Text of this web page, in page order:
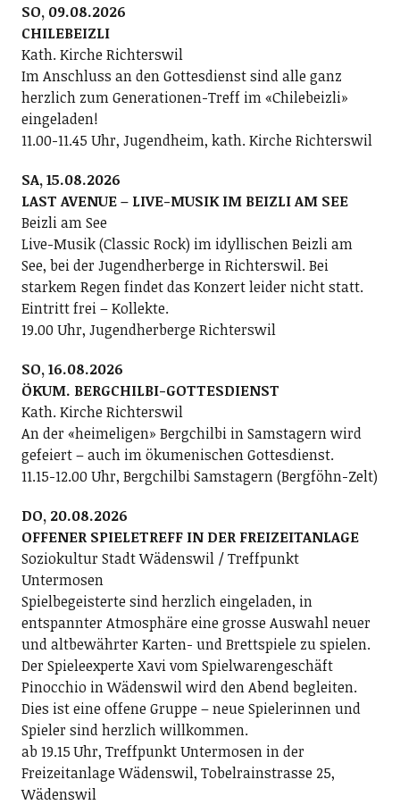
SO, 09.08.2026
CHILEBEIZLI
Kath. Kirche Richterswil
Im Anschluss an den Gottesdienst sind alle ganz
herzlich zum Generationen-Treff im «Chilebeizli»
eingeladen!
11.00-11.45 Uhr, Jugendheim, kath. Kirche Richterswil
SA, 15.08.2026
LAST AVENUE – LIVE-MUSIK IM BEIZLI AM SEE
Beizli am See
Live-Musik (Classic Rock) im idyllischen Beizli am
See, bei der Jugendherberge in Richterswil. Bei
starkem Regen findet das Konzert leider nicht statt.
Eintritt frei – Kollekte.
19.00 Uhr, Jugendherberge Richterswil
SO, 16.08.2026
ÖKUM. BERGCHILBI-GOTTESDIENST
Kath. Kirche Richterswil
An der «heimeligen» Bergchilbi in Samstagern wird
gefeiert – auch im ökumenischen Gottesdienst.
11.15-12.00 Uhr, Bergchilbi Samstagern (Bergföhn-Zelt)
DO, 20.08.2026
OFFENER SPIELETREFF IN DER FREIZEITANLAGE
Soziokultur Stadt Wädenswil / Treffpunkt
Untermosen
Spielbegeisterte sind herzlich eingeladen, in
entspannter Atmosphäre eine grosse Auswahl neuer
und altbewährter Karten- und Brettspiele zu spielen.
Der Spieleexperte Xavi vom Spielwarengeschäft
Pinocchio in Wädenswil wird den Abend begleiten.
Dies ist eine offene Gruppe – neue Spielerinnen und
Spieler sind herzlich willkommen.
ab 19.15 Uhr, Treffpunkt Untermosen in der
Freizeitanlage Wädenswil, Tobelrainstrasse 25,
Wädenswil